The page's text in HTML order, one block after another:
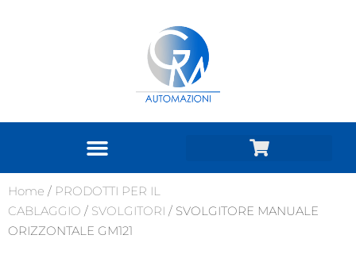
Home / PRODOTTI PER IL
CABLAGGIO / SVOLGITORI / SVOLGITORE MANUALE
ORIZZONTALE GM121